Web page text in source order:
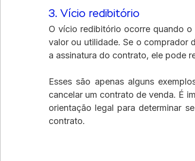
3. Vício redibitório
O vício redibitório ocorre quando
valor ou utilidade. Se o comprador
a assinatura do contrato, ele pode
Esses são apenas alguns
cancelar um contrato de venda. É
orientação legal para determinar
contrato.